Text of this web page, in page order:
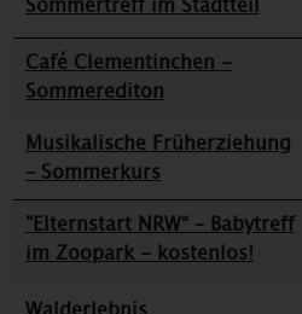
Café Clementinchen -
Sommerediton
Musikalische Früherziehung
– Sommerkurs
"Elternstart NRW“ – Babytreff
im Zoopark - kostenlos!